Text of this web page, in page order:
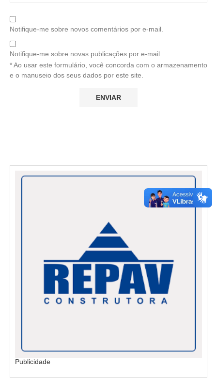
Notifique-me sobre novos comentários por e-mail.
Notifique-me sobre novas publicações por e-mail.
* Ao usar este formulário, você concorda com o armazenamento
e o manuseio dos seus dados por este site.
Publicidade